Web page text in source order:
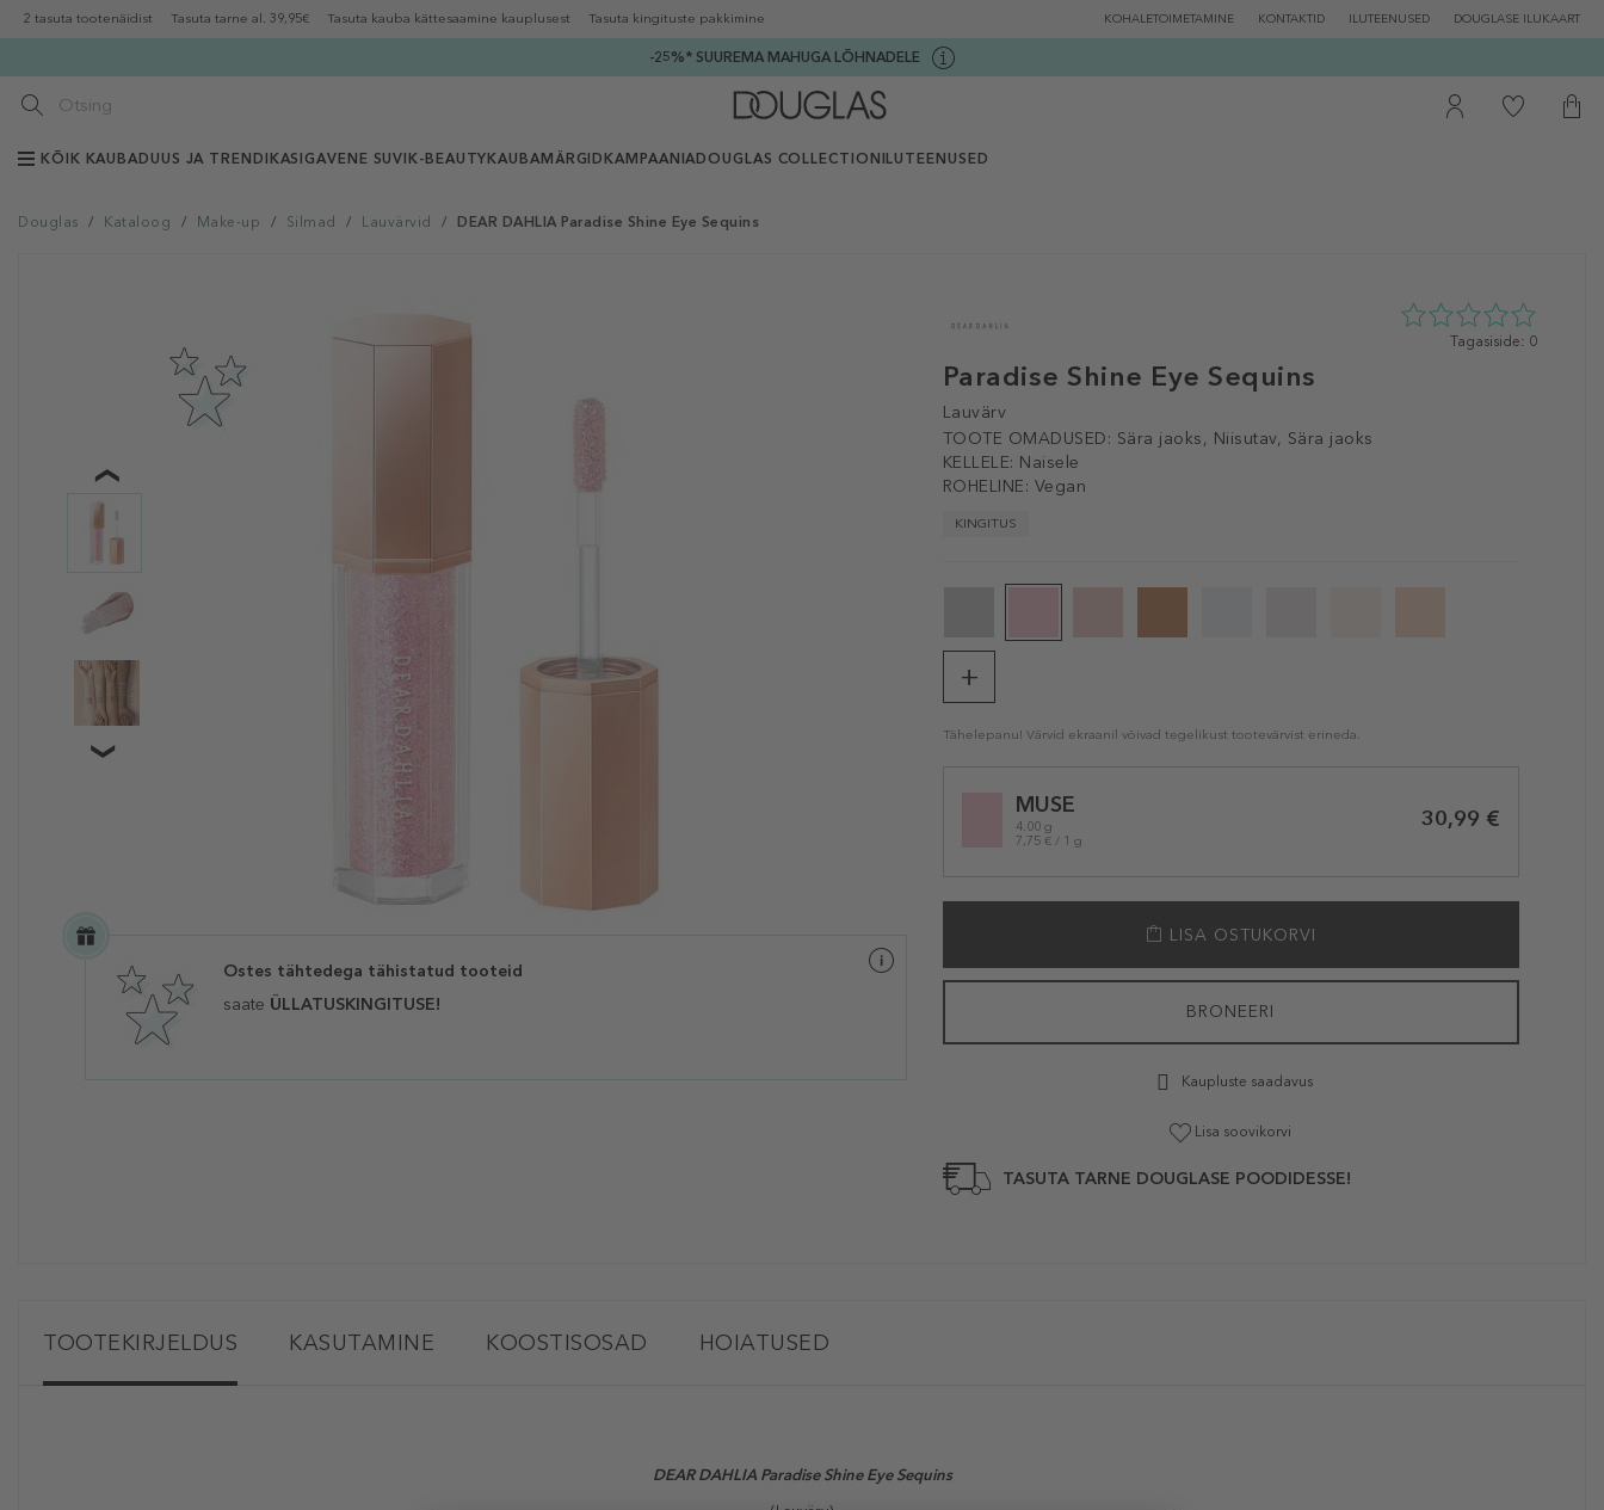
2 tasuta tootenäidist Tasuta tarne al. 39,95€ Tasuta kauba kättesaamine kauplusest Tasuta kingituste pakkimine KOHALETOIMETAMINE KONTAKTID ILUTEENUSED DOUGLASE ILUKAART
-25%* SUUREMA MAHUGA LÕHNADELE
KÕIK KAUBADUUS JA TRENDIKAS IGAVENE SUVI K-BEAUTY KAUBAMÄRGID KAMPAANIADOUGLAS COLLECTION ILUTEENUSED
Douglas / Kataloog / Make-up / Silmad / Lauvärvid / DEAR DAHLIA Paradise Shine Eye Sequins
Paradise Shine Eye Sequins
Lauvärv
TOOTE OMADUSED: Sära jaoks, Niisutav, Sära jaoks
KELLELE: Naisele
ROHELINE: Vegan
KINGITUS
0
Tagasiside: 0
Tähelepanu! Värvid ekraanil võivad tegelikust tootevärvist erineda.
variationMUSE
4.00 g
7,75 € / 1 g
30,99 €
LISA OSTUKORVI
BRONEERI
Kaupluste saadavus
Lisa soovikorvi
TASUTA TARNE DOUGLASE POODIDESSE!
Ostes tähtedega tähistatud tooteid
saate ÜLLATUSKINGITUSE!
TOOTEKIRJELDUS KASUTAMINE KOOSTISOSAD HOIATUSED
DEAR DAHLIA Paradise Shine Eye Sequins